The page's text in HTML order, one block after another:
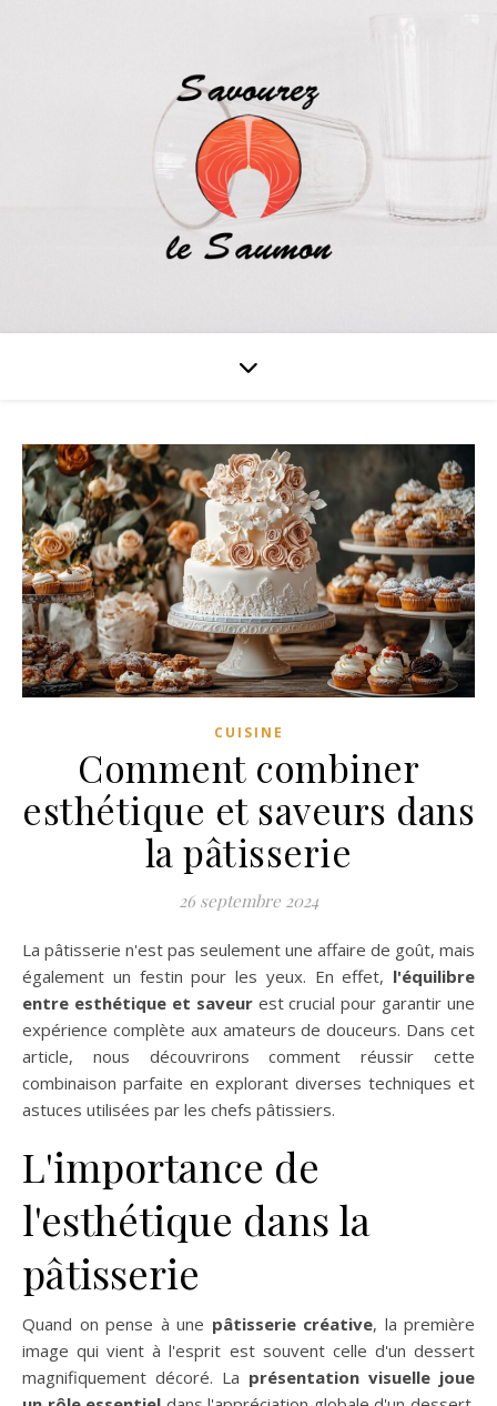
CUISINE
Comment combiner
esthétique et saveurs dans
la pâtisserie
26 septembre 2024
La pâtisserie n'est pas seulement une affaire de goût, mais
également un festin pour les yeux. En effet, l'équilibre
entre esthétique et saveurest crucial pour garantir une
expérience complète aux amateurs de douceurs. Dans cet
article, nous découvrirons comment réussir cette
combinaison parfaite en explorant diverses techniques et
astuces utilisées par les chefs pâtissiers.
L'importance de
l'esthétique dans la
pâtisserie
Quand on pense à une pâtisserie créative, la première
image qui vient à l'esprit est souvent celle d'un dessert
magnifiquement décoré. La présentation visuelle joue